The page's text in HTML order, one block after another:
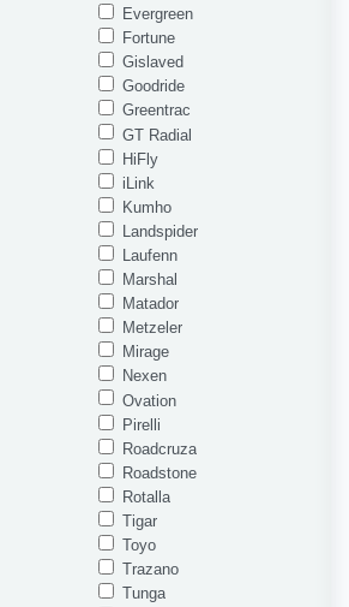
Evergreen
Fortune
Gislaved
Goodride
Greentrac
GT Radial
HiFly
iLink
Kumho
Landspider
Laufenn
Marshal
Matador
Metzeler
Mirage
Nexen
Ovation
Pirelli
Roadcruza
Roadstone
Rotalla
Tigar
Toyo
Trazano
Tunga